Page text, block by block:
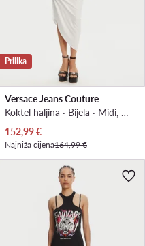
Prilika
Versace Jeans Couture
Koktel haljina · Bijela · Midi, Asimetrična
Trenutna cijena
152,99€
Najniža cijena164,99 €